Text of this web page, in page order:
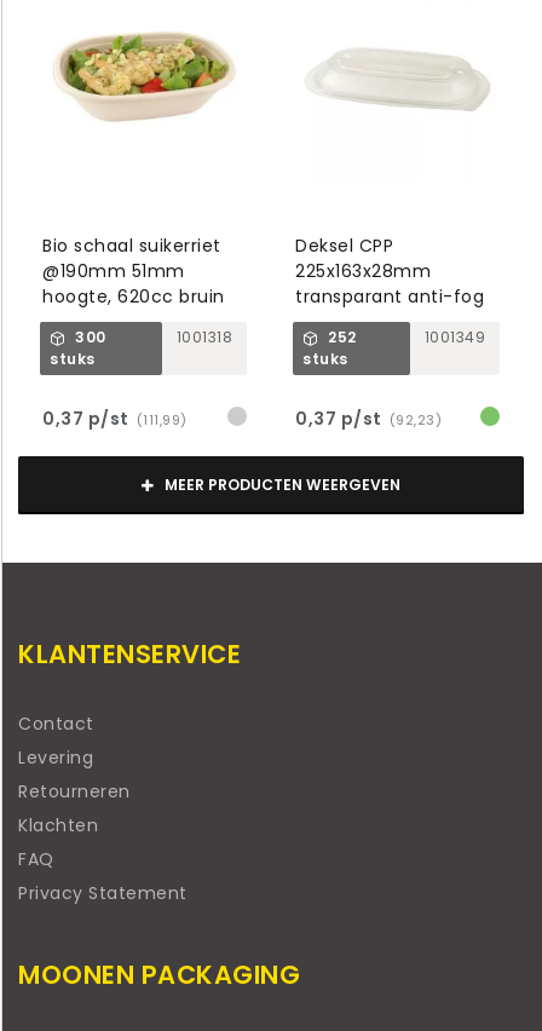
Bio schaal suikerriet
@190mm 51mm
hoogte, 620cc bruin
300
stuks
1001318
0,37 p/st (111,99)
Deksel CPP
225x163x28mm
transparant anti-fog
252
stuks
1001349
0,37 p/st (92,23)
MEER PRODUCTEN WEERGEVEN
KLANTENSERVICE
Contact
Levering
Retourneren
Klachten
FAQ
Privacy Statement
MOONEN PACKAGING